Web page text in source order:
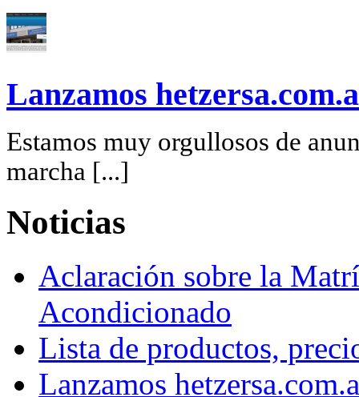
Lanzamos
Estamos muy orgullosos de
marcha [...]
Noticias
Aclaración sobre la
Acondicionado
Lista de productos,
Lanzamos